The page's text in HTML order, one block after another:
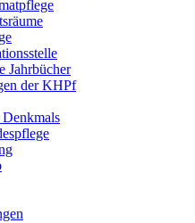
Jahrbücher
der KHPf
Denkmals